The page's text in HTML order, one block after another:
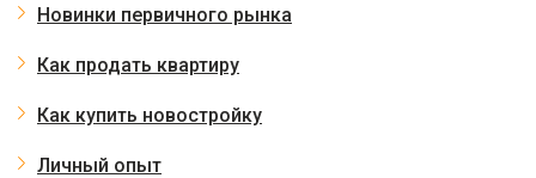
Новинки первичного рынка
Как продать квартиру
Как купить новостройку
Личный опыт